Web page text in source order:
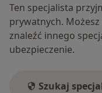
Ten specjalista
prywatnych.
znaleźć innego
ubezpieczenie.
Szukaj